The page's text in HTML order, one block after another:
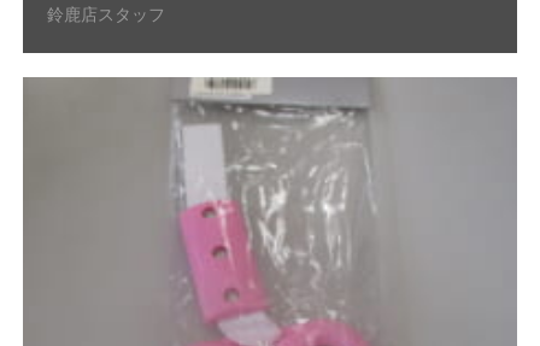
鈴鹿店スタッフ